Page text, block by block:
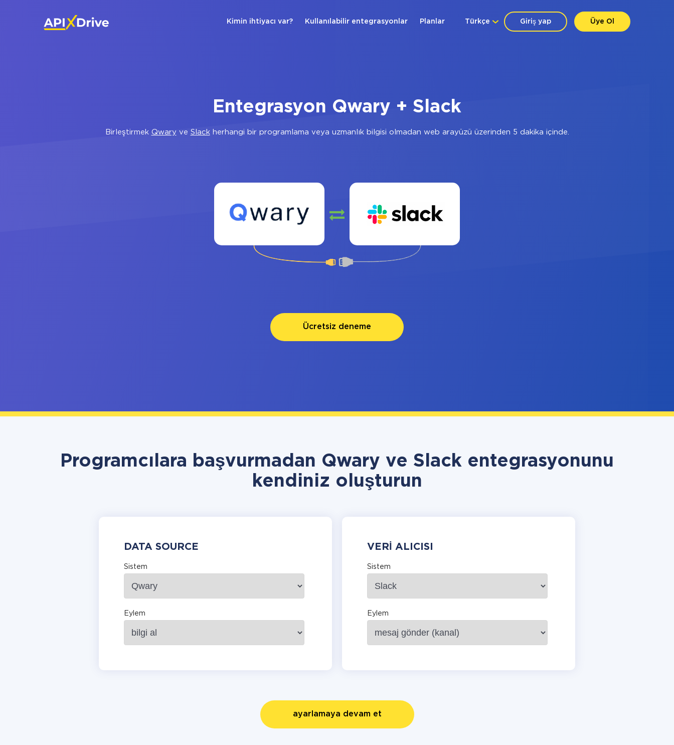
Giriş yap Üye Ol
Türkçe
Kimin ihtiyacı var? Kullanılabilir entegrasyonlar Planlar
Entegrasyon Qwary + Slack
Birleştirmek Qwaryve Slackherhangi bir programlama veya uzmanlık bilgisi olmadan web arayüzü üzerinden 5 dakika içinde.
Ücretsiz deneme
Programcılara başvurmadan Qwary ve Slack entegrasyonunu
kendiniz oluşturun
DATA SOURCE
Sistem
Eylem
VERI ALICISI
Sistem
Eylem
ayarlamaya devam et